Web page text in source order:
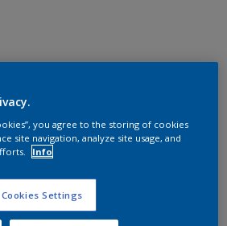
you agree to the storing of cookies
site navigation, analyze site usage, and
Info
Cookies Settings